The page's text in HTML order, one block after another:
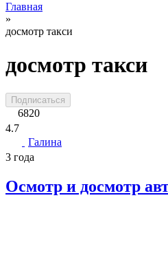
Главная
»
досмотр такси
досмотр такси
Подписаться
6820
4.7
Галина
3 года
Осмотр и досмотр